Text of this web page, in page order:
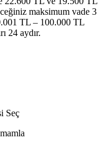
maksimum vade 3
TL – 100.000 TL
24 aydır.
Seç